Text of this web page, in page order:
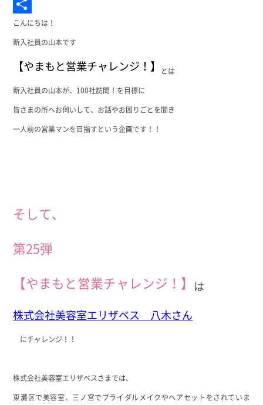
Copy
Link
共
有
こんにちは！
新入社員の山本です
【やまもと営業チャレンジ！】 とは
新入社員の山本が、100社訪問！を目標に
皆さまの所へお伺いして、お話やお困りごとを聞き
一人前の営業マンを目指すという企画です！！
そして、
第25弾
【やまもと営業チャレンジ！】 は
株式会社美容室エリザベス 八木さん
にチャレンジ！！
株式会社美容室エリザベスさまでは、
東灘区で美容室、三ノ宮でブライダルメイクやヘアセットをされていま